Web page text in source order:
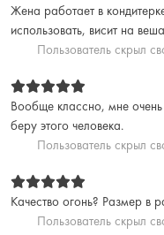
Жена работает в
использовать, висит на
Пользователь скрыл
Вообще классно, мне
беру этого человека.
Пользователь скрыл
Качество огонь? Размер в
Пользователь скрыл